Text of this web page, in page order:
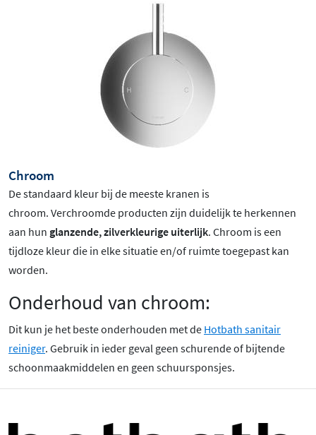
Chroom
De standaard kleur bij de meeste kranen is
chroom. Verchroomde producten zijn duidelijk te herkennen
aan hun glanzende, zilverkleurige uiterlijk. Chroom is een
tijdloze kleur die in elke situatie en/of ruimte toegepast kan
worden.
Onderhoud van chroom:
Dit kun je het beste onderhouden met de Hotbath sanitair
reiniger. Gebruik in ieder geval geen schurende of bijtende
schoonmaakmiddelen en geen schuursponsjes.